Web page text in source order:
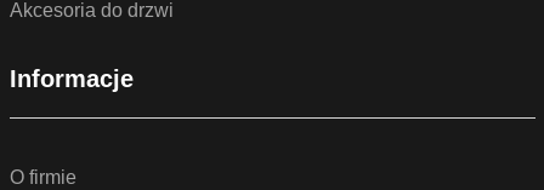
Akcesoria do drzwi
Informacje
O firmie